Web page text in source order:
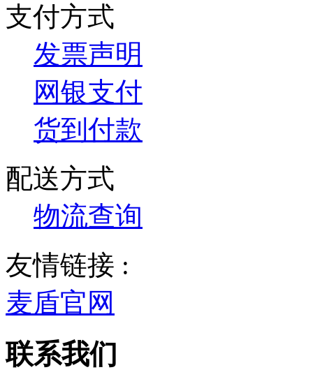
支付方式
发票声明
网银支付
货到付款
配送方式
物流查询
友情链接 :
麦盾官网
联系我们